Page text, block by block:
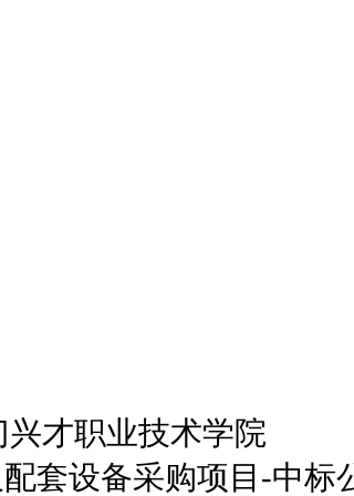
兴才职业技术学院
套设备采购项目 -中标